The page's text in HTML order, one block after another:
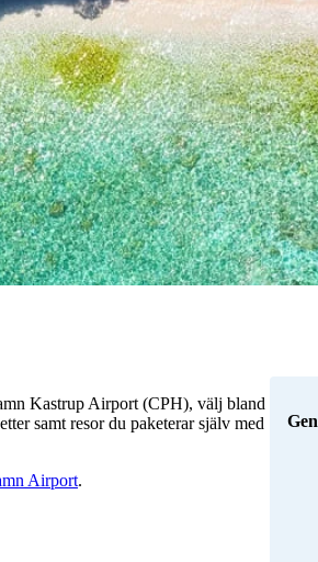
Kastrup Airport (CPH), välj bland
samt resor du paketerar själv med
Airport.